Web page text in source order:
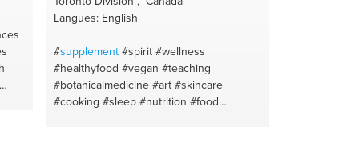
Langues: English
#supplement #spirit #wellness
#healthyfood #vegan #teaching
#botanicalmedicine #art #skincare
#cooking #sleep #nutrition #food